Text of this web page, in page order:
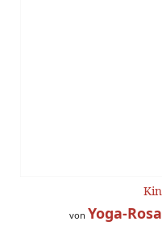
von Yoga-